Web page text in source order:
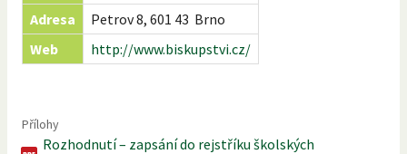
Adresa
Petrov 8, 601 43 Brno
Web
http://www.biskupstvi.cz/
Přílohy
Rozhodnutí – zapsání do rejstříku školských